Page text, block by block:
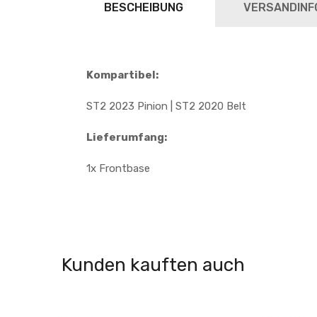
BESCHEIBUNG
Kompartibel:
ST2 2023 Pinion | ST2 2020 Belt
Lieferumfang:
1x Frontbase
Kunden kauften auch